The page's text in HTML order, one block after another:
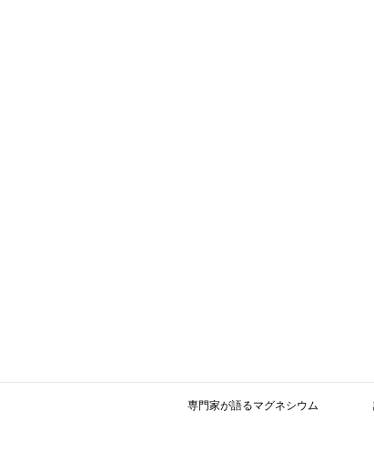
専門家が語るマグネシウム